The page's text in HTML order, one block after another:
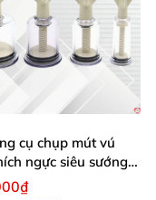
cụ chụp mút vú
ngực siêu sướng
không mua ngay